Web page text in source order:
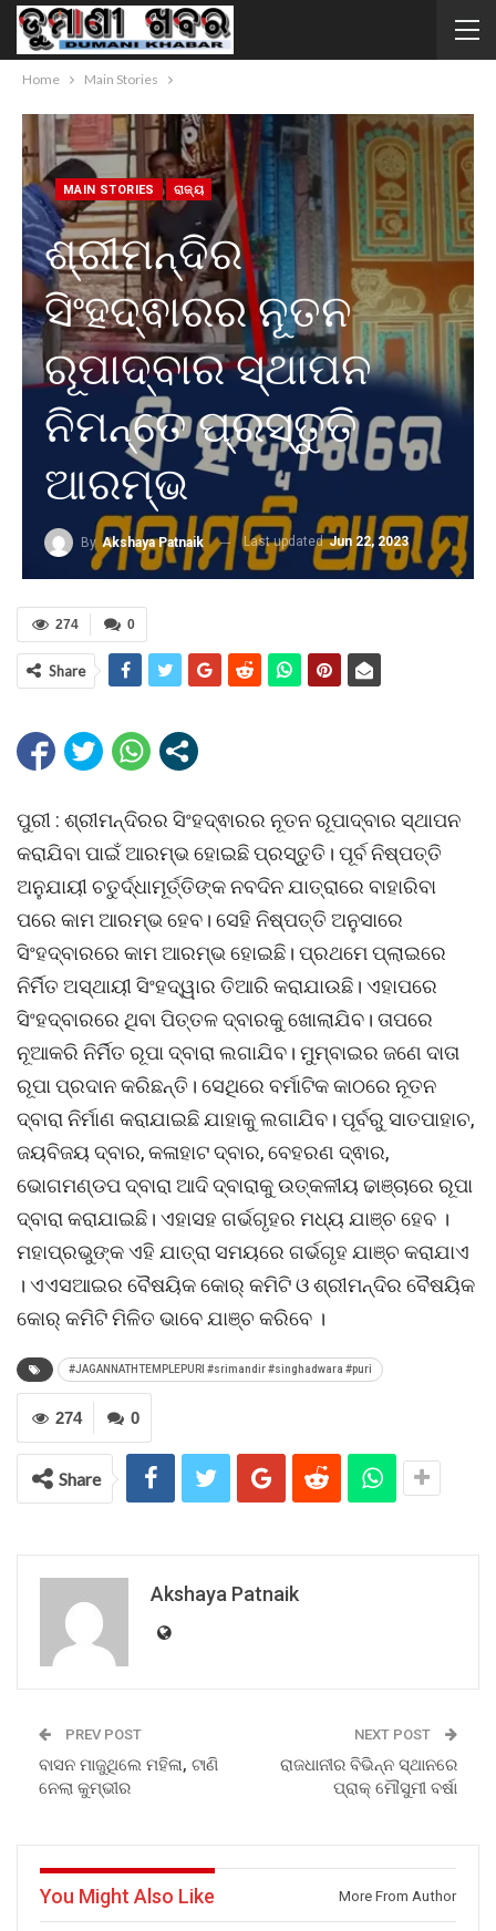
Home Main Stories
MAIN STORIES ରାଜ୍ୟ
ଶ୍ରୀମନ୍ଦିର
ସିଂହଦ୍ଵାରର ନୂତନ
ରୂପାଦ୍ବାର ସ୍ଥାପନ
ନିମନ୍ତେ ପ୍ରସ୍ତୁତି
ଆରମ୍ଭ
By Akshaya Patnaik Last updatedJun 22, 2023
0
274
Share
ପୁରୀ : ଶ୍ରୀମନ୍ଦିରର ସିଂହଦ୍ଵାରର ନୂତନ ରୂପାଦ୍ବାର ସ୍ଥାପନ
କରାଯିବା ପାଇଁ ଆରମ୍ଭ ହୋଇଛି ପ୍ରସ୍ତୁତି। ପୂର୍ବ ନିଷ୍ପତ୍ତି
ଅନୁଯାୟୀ ଚତୁର୍ଦ୍ଧାମୂର୍ତ୍ତିଙ୍କ ନବଦିନ ଯାତ୍ରାରେ ବାହାରିବା
ପରେ କାମ ଆରମ୍ଭ ହେବ। ସେହି ନିଷ୍ପତ୍ତି ଅନୁସାରେ
ସିଂହଦ୍ବାରରେ କାମ ଆରମ୍ଭ ହୋଇଛି। ପ୍ରଥମେ ପ୍ଲାଇରେ
ନିର୍ମିତ ଅସ୍ଥାୟୀ ସିଂହଦ୍ୱାର ତିଆରି କରାଯାଉଛି। ଏହାପରେ
ସିଂହଦ୍ବାରରେ ଥିବା ପିତ୍ତଳ ଦ୍ବାରକୁ ଖୋଲାଯିବ। ତାପରେ
ନୂଆକରି ନିର୍ମିତ ରୂପା ଦ୍ବାରା ଲଗାଯିବ। ମୁମ୍ବାଇର ଜଣେ ଦାତା
ରୂପା ପ୍ରଦାନ କରିଛନ୍ତି। ସେଥିରେ ବର୍ମାଟିକ କାଠରେ ନୂତନ
ଦ୍ବାରା ନିର୍ମାଣ କରାଯାଇଛି ଯାହାକୁ ଲଗାଯିବ। ପୂର୍ବରୁ ସାତପାହାଚ,
ଜୟବିଜୟ ଦ୍ବାର, କଳାହାଟ ଦ୍ବାର, ବେହରଣ ଦ୍ଵାର,
ଭୋଗମଣ୍ଡପ ଦ୍ବାରା ଆଦି ଦ୍ବାରାକୁ ଉତ୍କଳୀୟ ଢାଞ୍ଚାରେ ରୂପା
ଦ୍ବାରା କରାଯାଇଛି। ଏହାସହ ଗର୍ଭଗୃହର ମଧ୍ୟ ଯାଞ୍ଚ ହେବ ।
ମହାପ୍ରଭୁଙ୍କ ଏହି ଯାତ୍ରା ସମୟରେ ଗର୍ଭଗୃହ ଯାଞ୍ଚ କରାଯାଏ
। ଏଏସଆଇର ବୈଷୟିକ କୋର୍ କମିଟି ଓ ଶ୍ରୀମନ୍ଦିର ବୈଷୟିକ
କୋର୍ କମିଟି ମିଳିତ ଭାବେ ଯାଞ୍ଚ କରିବେ ।
#JAGANNATHTEMPLEPURI #srimandir #singhadwara #puri
0
274
Share
Akshaya Patnaik
PREV POST
ବାସନ ମାଜୁଥିଲେ ମହିଳା, ଟାଣି
ନେଲା କୁମ୍ଭୀର
NEXT POST
ରାଜଧାନୀର ବିଭିନ୍ନ ସ୍ଥାନରେ
ପ୍ରାକ୍ ମୗେସୁମୀ ବର୍ଷା
You Might Also Like More From Author